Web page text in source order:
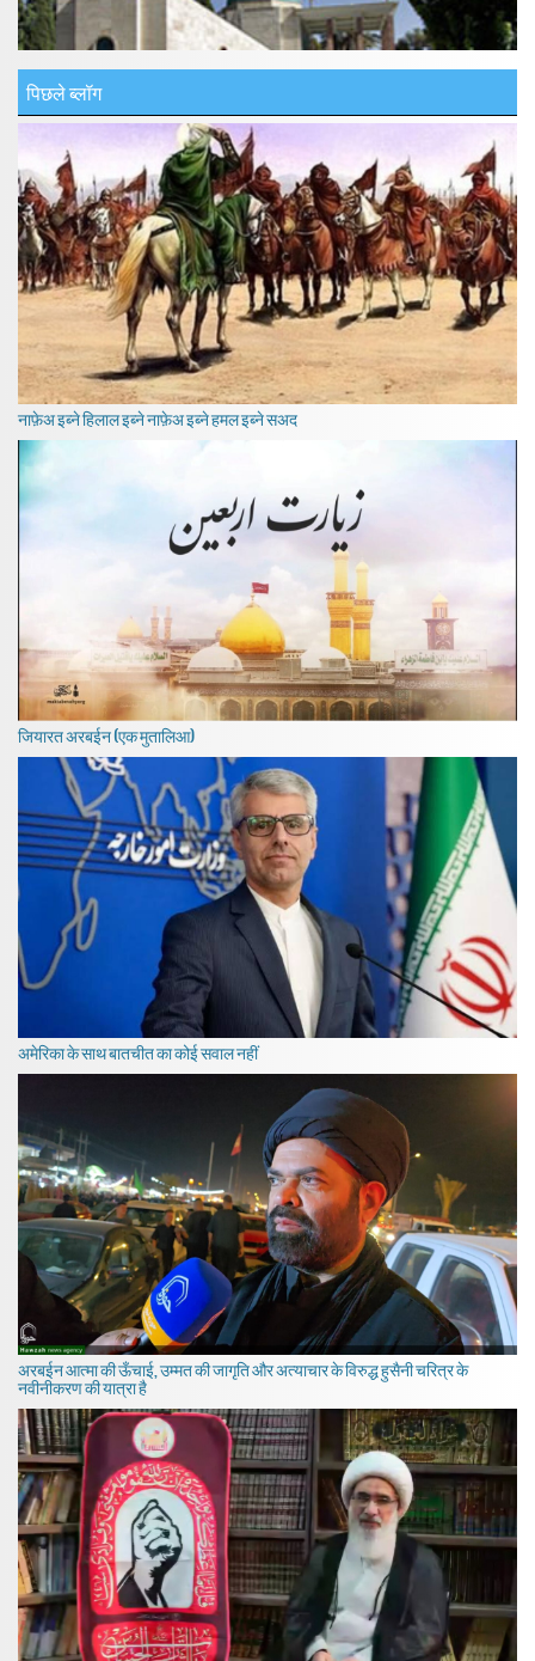
पिछले ब्लॉग
नाफ़ेअ इब्ने हिलाल इब्ने नाफ़ेअ इब्ने हमल इब्ने सअद
जियारत अरबईन (एक मुतालिआ)
अमेरिका के साथ बातचीत का कोई सवाल नहीं
अरबईन आत्मा की ऊँचाई, उम्मत की जागृति और अत्याचार के विरुद्ध हुसैनी चरित्र के
नवीनीकरण की यात्रा है